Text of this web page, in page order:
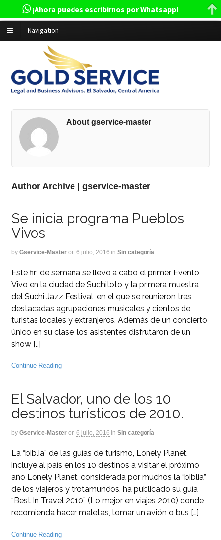
Navigation
About gservice-master
Author Archive | gservice-master
Se inicia programa Pueblos
Vivos
by Gservice-Master on 6 julio, 2016 in Sin categoría
Este fin de semana se llevó a cabo el primer Evento
Vivo en la ciudad de Suchitoto y la primera muestra
del Suchi Jazz Festival, en el que se reunieron tres
destacadas agrupaciones musicales y cientos de
turistas locales y extranjeros. Además de un concierto
único en su clase, los asistentes disfrutaron de un
show […]
Continue Reading
El Salvador, uno de los 10
destinos turísticos de 2010.
by Gservice-Master on 6 julio, 2016 in Sin categoría
La “biblia” de las guías de turismo, Lonely Planet,
incluye al país en los 10 destinos a visitar el próximo
año Lonely Planet, considerada por muchos la “biblia”
de los viajeros y trotamundos, ha publicado su guía
“Best In Travel 2010” (Lo mejor en viajes 2010) donde
recomienda hacer maletas, tomar un avión o bus […]
Continue Reading
¡Ahora puedes escribirnos por Whatsapp!